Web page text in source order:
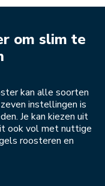
om slim te
kan alle soorten
instellingen is
Je kan kiezen uit
ook vol met nuttige
roosteren en